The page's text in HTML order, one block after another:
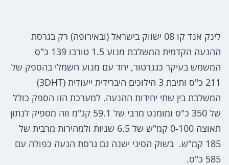
לינק אנד קו 08 ישווק בישראל (ובאירופה) רק בגרסת
ההנעה הקדמית המשלבת מנוע 1.5 טורבו 139 כ"ס
המשמש בעיקר כגנרטור, יחד עם מנוע חשמלי בהספק של
211 כ"ס ותיבת 3 הילוכים היברידית ייעודית (3DHT)
המשלבת בין שתי יחידות ההנעה. למערכת הזו הספק כולל
של 350 כ"ס ומומנט מרבי של 59.1 קג"מ וזה מספיק לנתון
תאוצה 0-100 קמ"ש של 6.5 שניות ולמהירות מרבית של
185 קמ"ש. בשוק הסיני ישנה גם גרסת הנעה כפולה עם
585 כ"ס.